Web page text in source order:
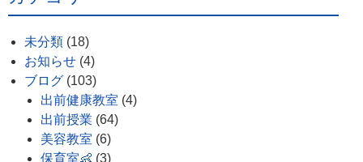
未分類 (18)
お知らせ (4)
ブログ (103)
出前健康教室 (4)
出前授業 (64)
美容教室 (6)
保育室👶 (3)